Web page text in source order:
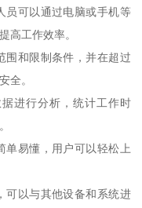
员可以通过电脑或手机等
高工作效率。
围和限制条件，并在超过
全。
进行分析，统计工作时
单易懂，用户可以轻松上
可以与其他设备和系统进